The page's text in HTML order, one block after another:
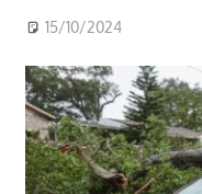
15/10/2024